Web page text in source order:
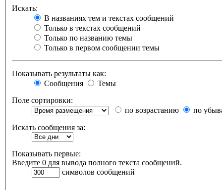
Искать:
В названиях тем и текстах сообщений
Только в текстах сообщений
Только по названию темы
Только в первом сообщении темы
Показывать результаты как:
Сообщения
Темы
Поле сортировки:
по возрастанию
по
Искать сообщения за:
Показывать первые:
Введите 0 для вывода полного текста сообщений.
символов сообщений